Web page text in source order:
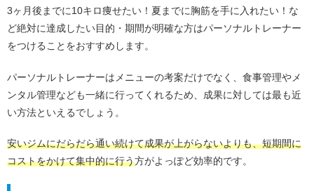
3ヶ月後までに10キロ痩せたい！夏までに胸筋を手に入れたい！な
ど絶対に達成したい目的・期間が明確な方はパーソナルトレーナー
をつけることをおすすめします。
パーソナルトレーナーはメニューの考案だけでなく、食事管理やメ
ンタル管理なども一緒に行ってくれるため、成果に対しては最も近
い方法といえるでしょう。
安いジムにだらだら通い続けて成果が上がらないよりも、短期間に
コストをかけて集中的に行う方がよっぽど効率的です。